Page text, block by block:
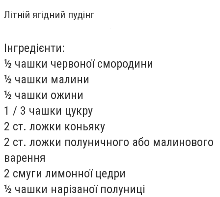
Літній ягідний пудінг
Інгредієнти:
½ чашки червоної смородини
½ чашки малини
½ чашки ожини
1 / 3 чашки цукру
2 ст. ложки коньяку
2 ст. ложки полуничного або малинового
варення
2 смуги лимонної цедри
½ чашки нарізаної полуниці